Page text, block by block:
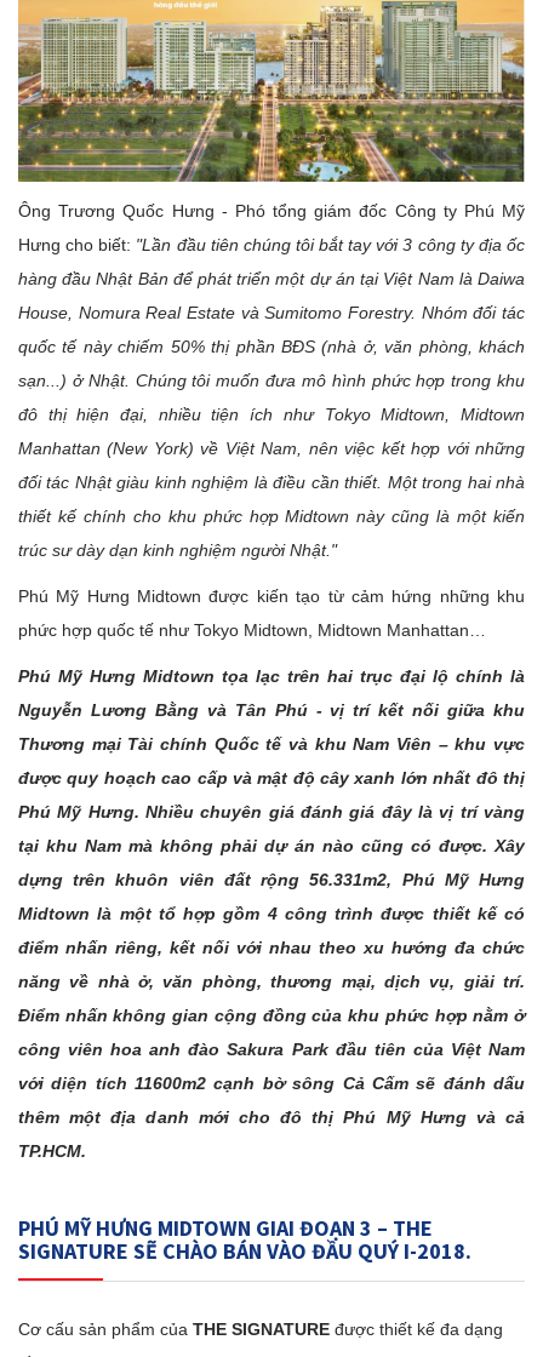
Ông Trương Quốc Hưng - Phó tổng giám đốc Công ty Phú Mỹ
Hưng cho biết: "Lần đầu tiên chúng tôi bắt tay với 3 công ty địa ốc
hàng đầu Nhật Bản để phát triển một dự án tại Việt Nam là Daiwa
House, Nomura Real Estate và Sumitomo Forestry. Nhóm đối tác
quốc tế này chiếm 50% thị phần BĐS (nhà ở, văn phòng, khách
sạn...) ở Nhật. Chúng tôi muốn đưa mô hình phức hợp trong khu
đô thị hiện đại, nhiều tiện ích như Tokyo Midtown, Midtown
Manhattan (New York) về Việt Nam, nên việc kết hợp với những
đối tác Nhật giàu kinh nghiệm là điều cần thiết. Một trong hai nhà
thiết kế chính cho khu phức hợp Midtown này cũng là một kiến
trúc sư dày dạn kinh nghiệm người Nhật."
Phú Mỹ Hưng Midtown được kiến tạo từ cảm hứng những khu
phức hợp quốc tế như Tokyo Midtown, Midtown Manhattan…
Phú Mỹ Hưng Midtown tọa lạc trên hai trục đại lộ chính là
Nguyễn Lương Bằng và Tân Phú - vị trí kết nối giữa khu
Thương mại Tài chính Quốc tế và khu Nam Viên – khu vực
được quy hoạch cao cấp và mật độ cây xanh lớn nhất đô thị
Phú Mỹ Hưng. Nhiều chuyên giá đánh giá đây là vị trí vàng
tại khu Nam mà không phải dự án nào cũng có được. Xây
dựng trên khuôn viên đất rộng 56.331m2, Phú Mỹ Hưng
Midtown là một tổ hợp gồm 4 công trình được thiết kế có
điểm nhấn riêng, kết nối với nhau theo xu hướng đa chức
năng về nhà ở, văn phòng, thương mại, dịch vụ, giải trí.
Điểm nhấn không gian cộng đồng của khu phức hợp nằm ở
công viên hoa anh đào Sakura Park đầu tiên của Việt Nam
với diện tích 11600m2 cạnh bờ sông Cả Cấm sẽ đánh dấu
thêm một địa danh mới cho đô thị Phú Mỹ Hưng và cả
TP.HCM.
PHÚ MỸ HƯNG MIDTOWN GIAI ĐOẠN 3 – THE
SIGNATURE SẼ CHÀO BÁN VÀO ĐẦU QUÝ I-2018.
Cơ cấu sản phẩm của THE SIGNATURE được thiết kế đa dạng